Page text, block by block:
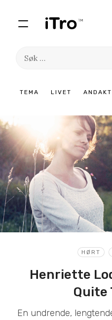
TEMA LIVET ANDAKT
Søk
HØRT
Henriette
Quite
En undrende,